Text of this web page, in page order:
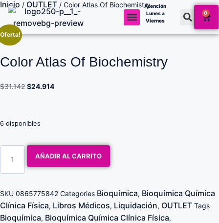
Atención
Lunes a
Viernes
0
Inicio / OUTLET / Color Atlas Of Biochemistry
Color Atlas Of Biochemistry
$31.142 $24.914
6 disponibles
AÑADIR AL CARRITO
SKU 0865775842 Categories Bioquímica, Bioquímica Química
Clínica Física, Libros Médicos, Liquidación, OUTLET Tags
Bioquímica, Bioquímica Química Clínica Física,